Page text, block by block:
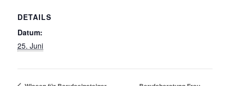
DETAILS
Datum:
25. Juni